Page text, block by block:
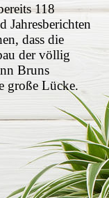
118
Jahresberichten
dass die
der völlig
Bruns
große Lücke.